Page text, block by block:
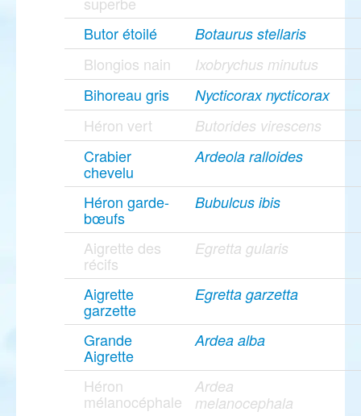
Butor étoilé Botaurus stellaris
Blongios nain Ixobrychus minutus
Bihoreau gris Nycticorax nycticorax
Héron vert Butorides virescens
Crabier
chevelu
Ardeola ralloides
Héron garde-
bœufs
Bubulcus ibis
Aigrette des
récifs
Egretta gularis
Aigrette
garzette
Egretta garzetta
Grande
Aigrette
Ardea alba
Héron
mélanocéphale
Ardea
melanocephala